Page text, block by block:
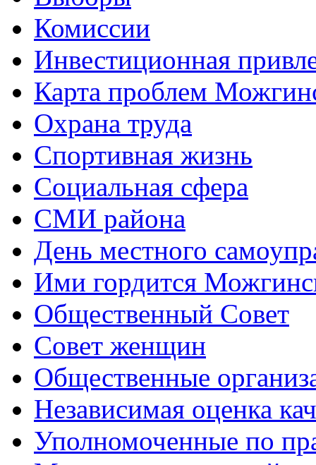
Комиссии
Инвестиционная
Карта проблем
Охрана труда
Спортивная жизнь
Социальная сфера
СМИ района
День местного
Ими гордится
Общественный Совет
Совет женщин
Общественные
Независимая оценка
Уполномоченные по